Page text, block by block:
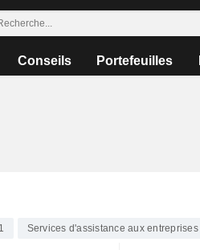
Conseils Portefeuilles
Services d'assistance aux entreprises